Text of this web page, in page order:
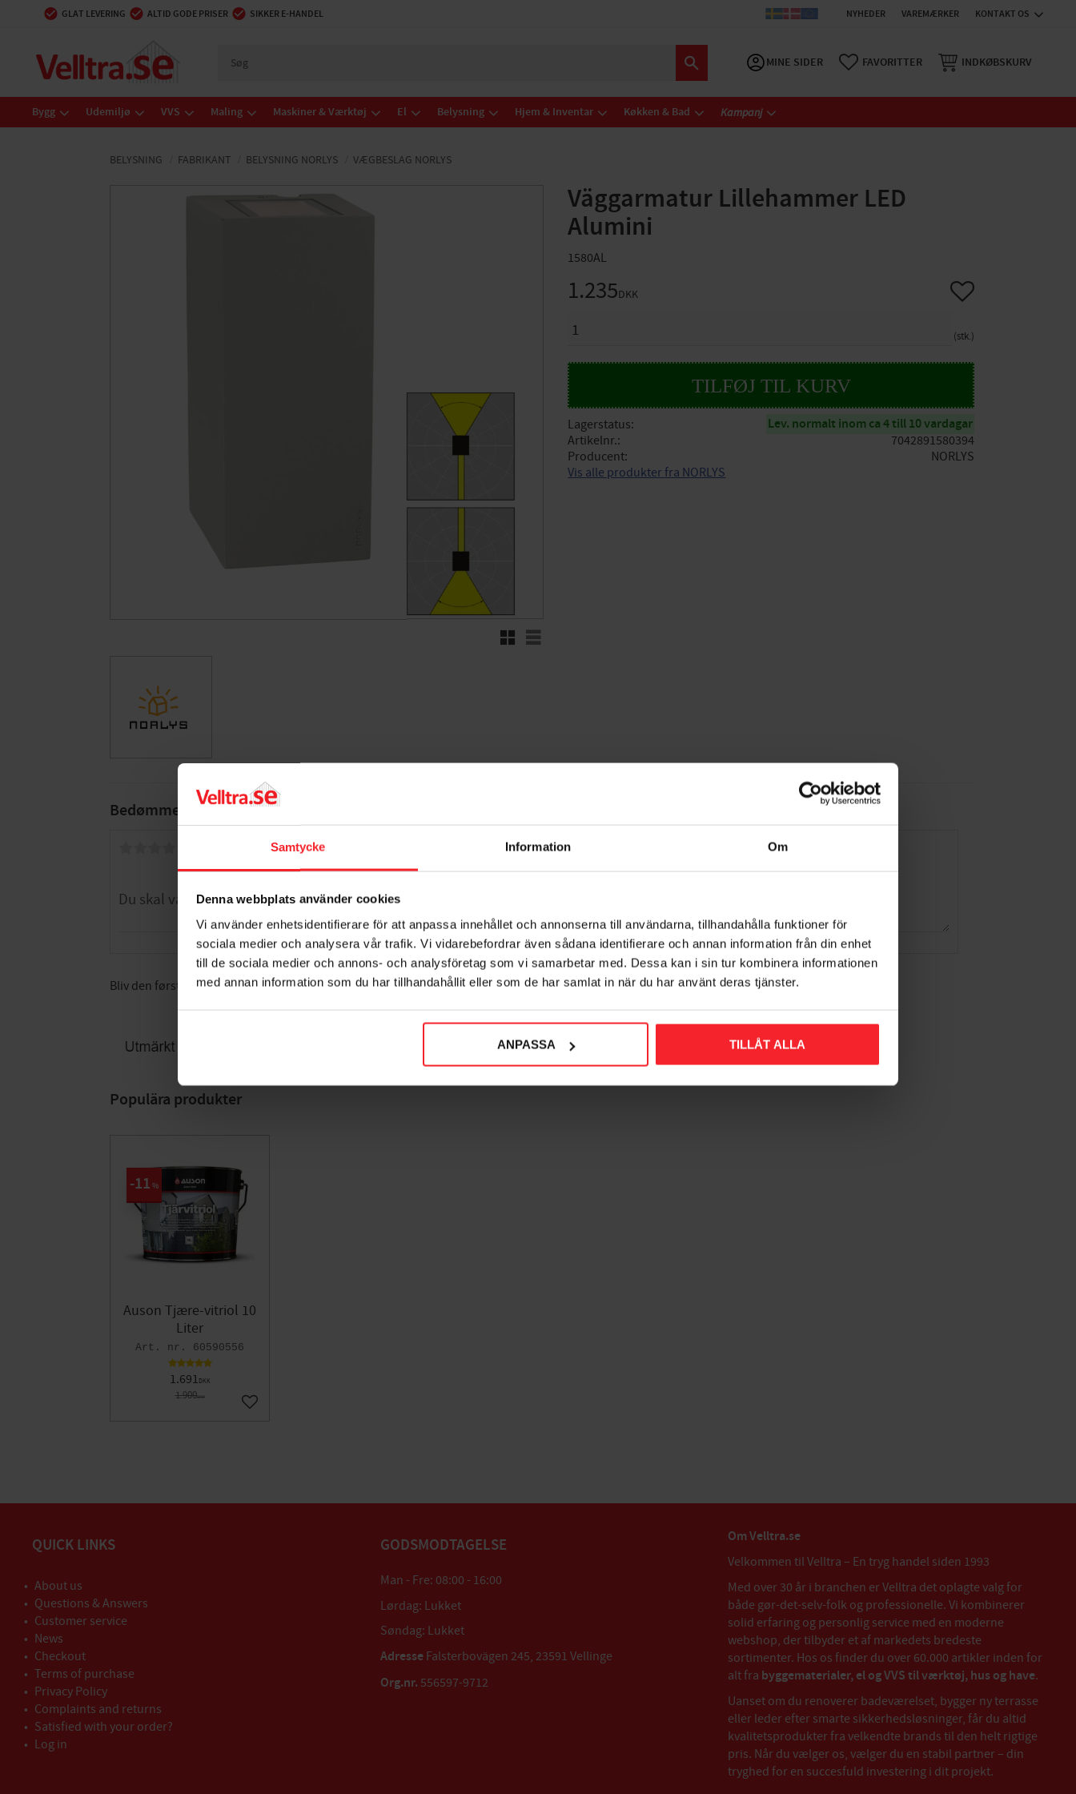
Samtycke Information Om
Denna webbplats använder cookies
Vi använder enhetsidentifierare för att anpassa innehållet och annonserna till användarna, tillhandahålla funktioner för
sociala medier och analysera vår trafik. Vi vidarebefordrar även sådana identifierare och annan information från din enhet
till de sociala medier och annons- och analysföretag som vi samarbetar med. Dessa kan i sin tur kombinera informationen
med annan information som du har tillhandahållit eller som de har samlat in när du har använt deras tjänster.
ANPASSA TILLÅT ALLA
GLAT LEVERING ALTID GODE PRISER SIKKER E-HANDEL NYHEDER VAREMÆRKER KONTAKT OS
MINE SIDER FAVORITTER INDKØBSKURV
Bygg Udemiljø VVS Maling Maskiner & Værktøj El Belysning Hjem & Inventar Køkken & Bad Kampanj
BELYSNING FABRIKANT BELYSNING NORLYS VÆGBESLAG NORLYS
Väggarmatur Lillehammer LED
Alumini
1580AL
RutenettListe
1.235DKK
stk.
Gem som favorit
Lagerstatus Lev. normalt inom ca 4 till 10 vardagar
Artikelnr.
7042891580394
Producent
NORLYS
Vis alle produkter fra NORLYS
Bedømmelser
Bliv den første, der giver en bedømmelse.
Populära produkter
Auson Tjære-vitriol 10
Liter
60590556
1.691DKK
1.900DKK
11 %
Gem som favorit
QUICK LINKS
About us
Questions & Answers
Customer service
News
Checkout
Terms of purchase
Privacy Policy
Complaints and returns
Satisfied with your order?
Log in
GODSMODTAGELSE
Man - Fre: 08:00 - 16:00
Lørdag: Lukket
Søndag: Lukket
AdresseFalsterbovägen 245, 23591 Vellinge
Org.nr. 556597-9712
Om Velltra.se
Velkommen til Velltra – En tryg handel siden 1993
Med over 30 år i branchen er Velltra det oplagte valg for
både gør-det-selv-folk og professionelle. Vi kombinerer
solid erfaring og personlig service med en moderne
webshop, der tilbyder et af markedets bredeste
sortimenter. Hos os finder du over 60.000 artikler inden for
alt fra byggematerialer, el og VVS til værktøj, hus og have.
Uanset om du renoverer badeværelset, bygger ny terrasse
eller leder efter smarte sikkerhedsløsninger, får du altid
kvalitetsprodukter fra velkendte brands til den helt rigtige
pris. Når du vælger os, vælger du en stabil partner – din
tryghed for en succesfuld investering i dit projekt.